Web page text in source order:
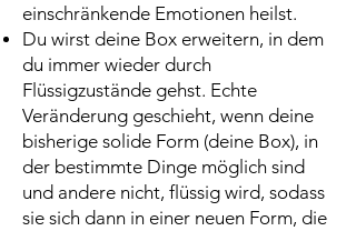
einschränkende Emotionen heilst.
Du wirst deine Box erweitern, in dem
du immer wieder durch
Flüssigzustände gehst. Echte
Veränderung geschieht, wenn deine
bisherige solide Form (deine Box), in
der bestimmte Dinge möglich sind
und andere nicht, flüssig wird, sodass
sie sich dann in einer neuen Form, die